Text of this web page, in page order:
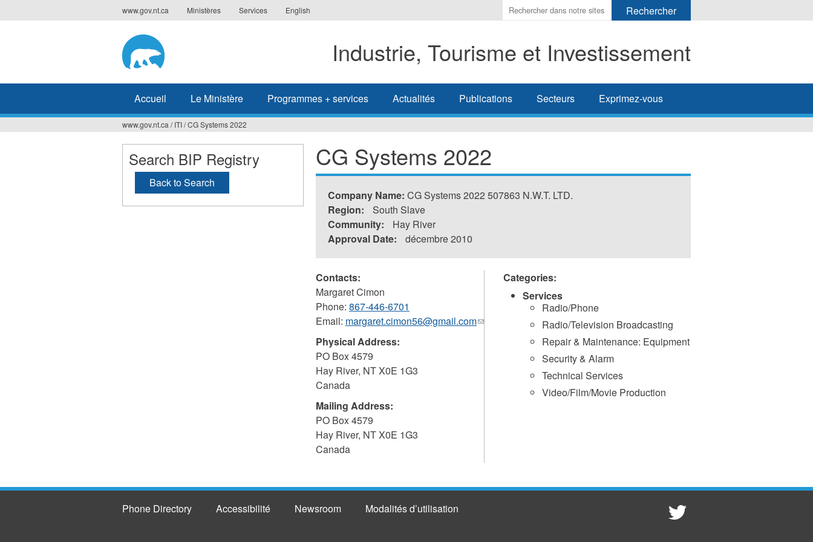
to
www.gov.nt.ca Ministères Services English
Indiquer
les
à
rechercher
Industrie, Tourisme et Investissement
Accueil Le Ministère Programmes + services Actualités Publications Secteurs Exprimez-vous
Vous
êtes
ici
www.gov.nt.ca / ITI/CG Systems 2022
CG Systems 2022
Company Name: CG Systems 2022 507863 N.W.T. LTD.
Region:
South Slave
Community:
Hay River
Approval Date:
décembre 2010
Contacts:
Margaret Cimon
Phone: 867-446-6701
Email: margaret.cimon56@gmail.com(link
Physical Address:
PO Box 4579
Hay River, NTX0E 1G3
Canada
Mailing Address:
PO Box 4579
Hay River, NTX0E 1G3
Canada
Categories:
Services
Radio/Phone
Radio/Television Broadcasting
Repair & Maintenance: Equipment
Security & Alarm
Technical Services
Video/Film/Movie Production
Search BIP Registry
Back to Search
Phone Directory Accessibilité Newsroom Modalités d’utilisation